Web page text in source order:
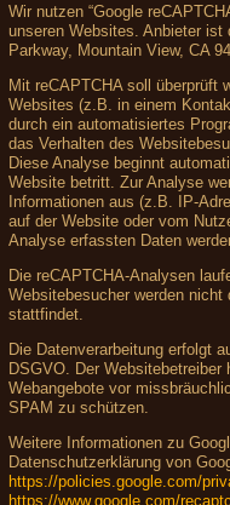
Wir nutzen “Google
unseren Websites. Anbieter ist
Parkway, Mountain View, CA
Mit reCAPTCHA soll überprüft
Websites (z.B. in einem
durch ein automatisiertes
das Verhalten des
Diese Analyse beginnt
Website betritt. Zur Analyse
Informationen aus (z.B. IP-
auf der Website oder vom
Analyse erfassten Daten
Die reCAPTCHA-Analysen
Websitebesucher werden
stattfindet.
Die Datenverarbeitung erfolgt
DSGVO. Der
Webangebote vor
SPAM zu schützen.
Weitere Informationen zu
Datenschutzerklärung von
https://policies.google.com/
https://www.google.com/